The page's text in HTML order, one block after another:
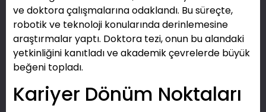
ve doktora çalışmalarına odaklandı. Bu süreçte,
robotik ve teknoloji konularında derinlemesine
araştırmalar yaptı. Doktora tezi, onun bu alandaki
yetkinliğini kanıtladı ve akademik çevrelerde büyük
beğeni topladı.
Kariyer Dönüm Noktaları